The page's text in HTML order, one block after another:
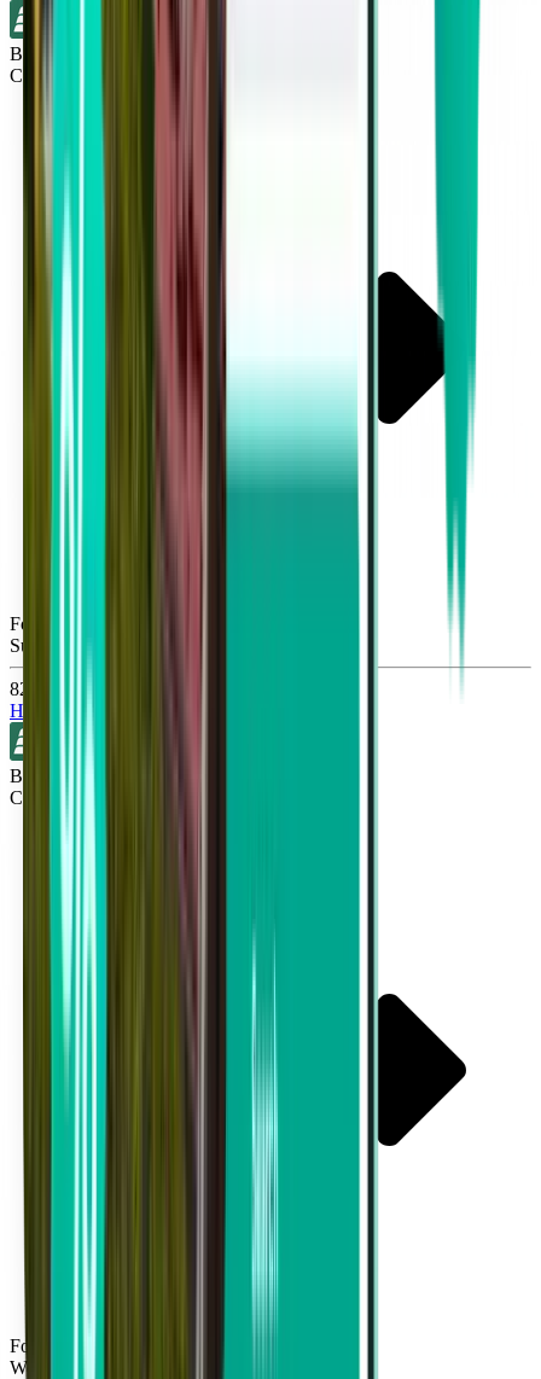
Bez přestupů
Cincinnati CVG
Fort Myers RSW
Sun, Aug 30
822 Kč
Hledat
Bez přestupů
Cleveland CLE
Fort Lauderdale FLL
Wed, Aug 26